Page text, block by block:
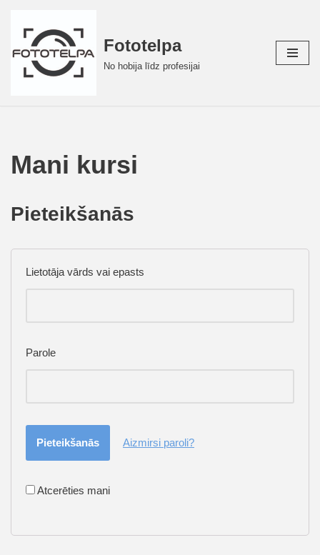
Skip
to
content
Fototelpa
No hobija līdz profesijai
Mani kursi
Pieteikšanās
Lietotāja vārds vai epasts
Parole
Aizmirsi paroli?
Atcerēties mani